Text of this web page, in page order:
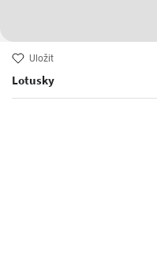
Uložit
Lotusky